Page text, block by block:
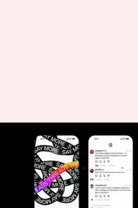
థ్రెడ్స్ యాప్‌కు భారీ
గంటల్లోనే ఐదు
Jayachandra Akuri Jul 06, 2023
ఈ వార్తాకథనం ఏంటి